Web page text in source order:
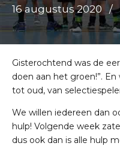
16 augustus 2020
Gisterochtend was de
doen aan het groen!”.
tot oud, van
We willen iedereen dan
hulp! Volgende week
dus ook dan is alle hulp